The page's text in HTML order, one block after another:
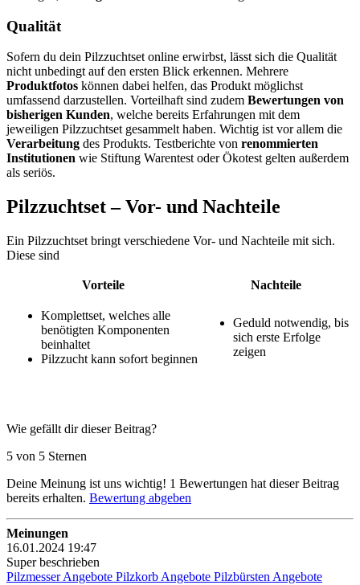
Qualität
Sofern du dein Pilzzuchtset online erwirbst, lässt sich die Qualität
nicht unbedingt auf den ersten Blick erkennen. Mehrere
Produktfotos können dabei helfen, das Produkt möglichst
umfassend darzustellen. Vorteilhaft sind zudem Bewertungen von
bisherigen Kunden, welche bereits Erfahrungen mit dem
jeweiligen Pilzzuchtset gesammelt haben. Wichtig ist vor allem die
Verarbeitung des Produkts. Testberichte von renommierten
Institutionen wie Stiftung Warentest oder Ökotest gelten außerdem
als seriös.
Pilzzuchtset – Vor- und Nachteile
Ein Pilzzuchtset bringt verschiedene Vor- und Nachteile mit sich.
Diese sind
Vorteile Nachteile
Komplettset, welches alle
benötigten Komponenten
beinhaltet
Pilzzucht kann sofort beginnen
Geduld notwendig, bis
sich erste Erfolge
zeigen
Wie gefällt dir dieser Beitrag?
5 von 5 Sternen
Deine Meinung ist uns wichtig! 1 Bewertungen hat dieser Beitrag
bereits erhalten. Bewertung abgeben
Meinungen
16.01.2024 19:47
Super beschrieben
Pilzmesser Angebote Pilzkorb Angebote Pilzbürsten Angebote